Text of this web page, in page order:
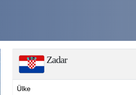
Zadar
Ülke